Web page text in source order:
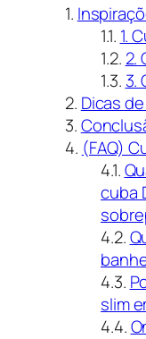
1.
2.
3.
Dicas
(FAQ)
cuba
slim